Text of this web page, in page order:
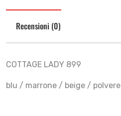
Recensioni (0)
COTTAGE LADY 899
blu / marrone / beige / polvere